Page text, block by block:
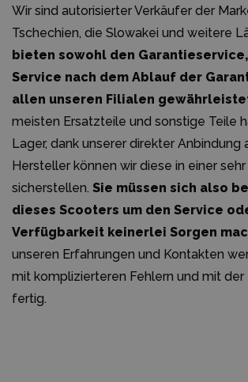
Wir sind autorisierter Verkäufer der
Tschechien, die Slowakei und weitere
bieten sowohl den
Service nach dem Ablauf der
allen unseren Filialen
meisten Ersatzteile und sonstige Teile
Lager, dank unserer direkter Anbindung
Hersteller können wir diese in einer
sicherstellen. Sie müssen sich also
dieses Scooters um den Service
Verfügbarkeit keinerlei Sorgen
unseren Erfahrungen und Kontakten
mit komplizierteren Fehlern und mit der
fertig.